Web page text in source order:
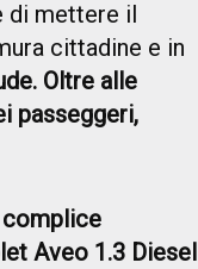
di mettere il
cittadine e in
Oltre alle
passeggeri,
Aveo 1.3 Diesel